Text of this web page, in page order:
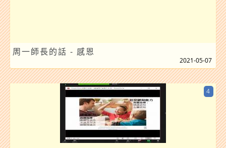
周一師長的話 - 感恩
2021-05-07
4